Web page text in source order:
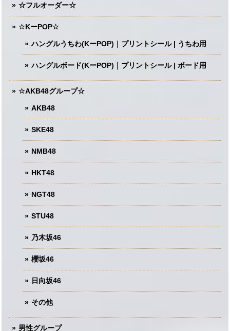
☆フルオーダー☆
☆KーPOP☆
ハングルうちわ(KーPOP)｜プリントシール | うちわ用
ハングルボード(KーPOP)｜プリントシール | ボード用
☆AKB48グループ☆
AKB48
SKE48
NMB48
HKT48
NGT48
STU48
乃木坂46
櫻坂46
日向坂46
その他
男性グループ